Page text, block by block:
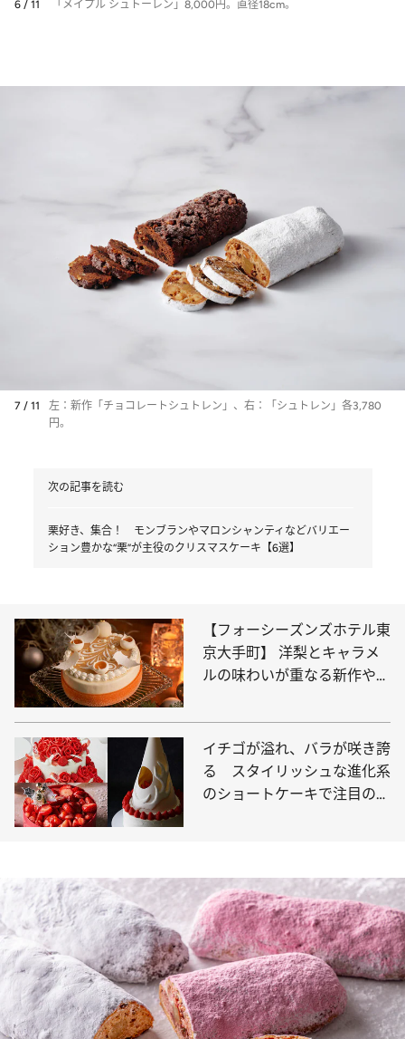
6 / 11 「メイプル シュトーレン」8,000円。直径18cm。
7 / 11
左：新作「チョコレートシュトレン」、右：「シュトレン」各3,780
円。
次の記事を読む
栗好き、集合！ モンブランやマロンシャンティなどバリエー
ション豊かな“栗”が主役のクリスマスケーキ【6選】
【フォーシーズンズホテル東
京大手町】 洋梨とキャラメ
ルの味わいが重なる新作やお
イチゴが溢れ、バラが咲き誇
る スタイリッシュな進化系
のショートケーキで注目の的